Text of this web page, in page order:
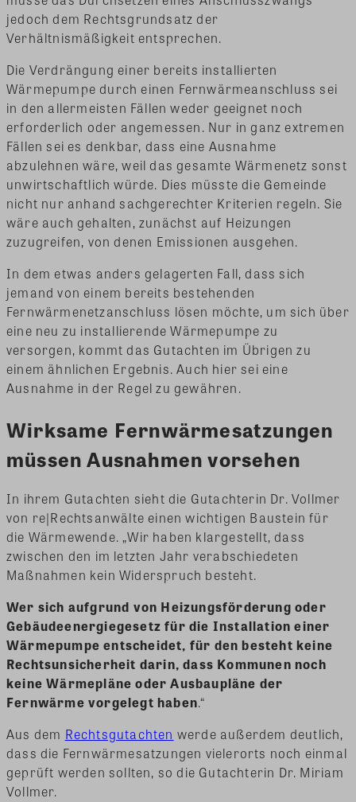
jedoch dem Rechtsgrundsatz der
Verhältnismäßigkeit entsprechen.
Die Verdrängung einer bereits installierten
Wärmepumpe durch einen Fernwärmeanschluss sei
in den allermeisten Fällen weder geeignet noch
erforderlich oder angemessen. Nur in ganz extremen
Fällen sei es denkbar, dass eine Ausnahme
abzulehnen wäre, weil das gesamte Wärmenetz sonst
unwirtschaftlich würde. Dies müsste die Gemeinde
nicht nur anhand sachgerechter Kriterien regeln. Sie
wäre auch gehalten, zunächst auf Heizungen
zuzugreifen, von denen Emissionen ausgehen.
In dem etwas anders gelagerten Fall, dass sich
jemand von einem bereits bestehenden
Fernwärmenetzanschluss lösen möchte, um sich über
eine neu zu installierende Wärmepumpe zu
versorgen, kommt das Gutachten im Übrigen zu
einem ähnlichen Ergebnis. Auch hier sei eine
Ausnahme in der Regel zu gewähren.
Wirksame Fernwärmesatzungen
müssen Ausnahmen vorsehen
In ihrem Gutachten sieht die Gutachterin Dr. Vollmer
von re|Rechtsanwälte einen wichtigen Baustein für
die Wärmewende. „Wir haben klargestellt, dass
zwischen den im letzten Jahr verabschiedeten
Maßnahmen kein Widerspruch besteht.
Wer sich aufgrund von Heizungsförderung oder
Gebäudeenergiegesetz für die Installation einer
Wärmepumpe entscheidet, für den besteht keine
Rechtsunsicherheit darin, dass Kommunen noch
keine Wärmepläne oder Ausbaupläne der
Fernwärme vorgelegt haben.“
Aus dem Rechtsgutachten werde außerdem deutlich,
dass die Fernwärmesatzungen vielerorts noch einmal
geprüft werden sollten, so die Gutachterin Dr. Miriam
Vollmer.